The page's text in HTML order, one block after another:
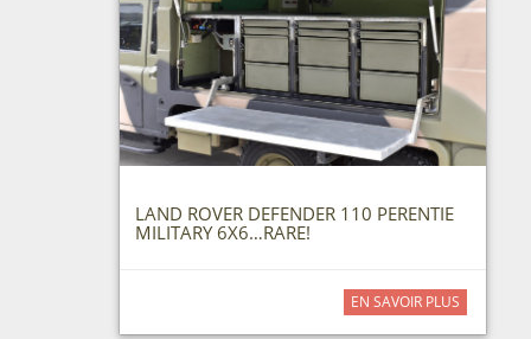
LAND ROVER DEFENDER 110 PERENTIE
MILITARY 6X6…RARE!
EN SAVOIR PLUS